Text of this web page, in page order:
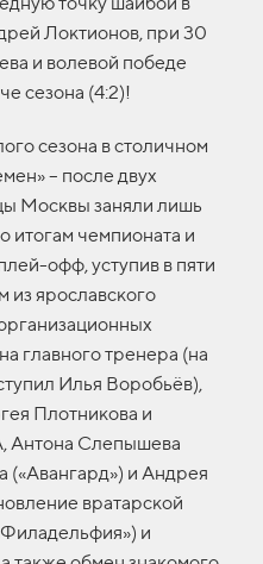
Локтионов, при 30
и волевой победе
сезона (4:2)!
сезона в столичном
– после двух
Москвы заняли лишь
итогам чемпионата и
офф, уступив в пяти
из ярославского
главного тренера (на
Илья Воробьёв),
Плотникова и
Антона Слепышева
и Андрея
вратарской
и